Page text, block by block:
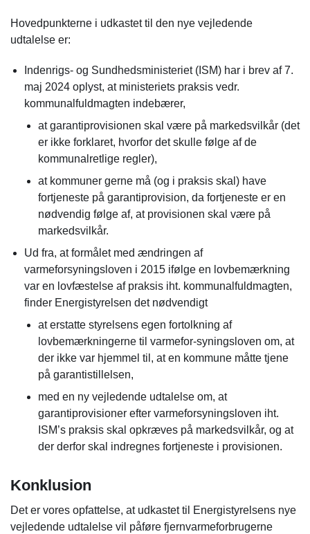
Hovedpunkterne i udkastet til den nye vejledende
udtalelse er:
Indenrigs- og Sundhedsministeriet (ISM) har i brev af 7.
maj 2024 oplyst, at ministeriets praksis vedr.
kommunalfuldmagten indebærer,
at garantiprovisionen skal være på markedsvilkår (det
er ikke forklaret, hvorfor det skulle følge af de
kommunalretlige regler),
at kommuner gerne må (og i praksis skal) have
fortjeneste på garantiprovision, da fortjeneste er en
nødvendig følge af, at provisionen skal være på
markedsvilkår.
Ud fra, at formålet med ændringen af
varmeforsyningsloven i 2015 ifølge en lovbemærkning
var en lovfæstelse af praksis iht. kommunalfuldmagten,
finder Energistyrelsen det nødvendigt
at erstatte styrelsens egen fortolkning af
lovbemærkningerne til varmefor-syningsloven om, at
der ikke var hjemmel til, at en kommune måtte tjene
på garantistillelsen,
med en ny vejledende udtalelse om, at
garantiprovisioner efter varmeforsyningsloven iht.
ISM’s praksis skal opkræves på markedsvilkår, og at
der derfor skal indregnes fortjeneste i provisionen.
Konklusion
Det er vores opfattelse, at udkastet til Energistyrelsens nye
vejledende udtalelse vil påføre fjernvarmeforbrugerne